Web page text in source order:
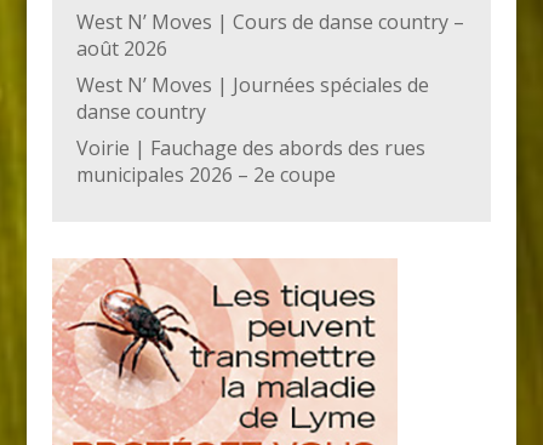
West N’ Moves | Cours de danse country –
août 2026
West N’ Moves | Journées spéciales de
danse country
Voirie | Fauchage des abords des rues
municipales 2026 – 2e coupe